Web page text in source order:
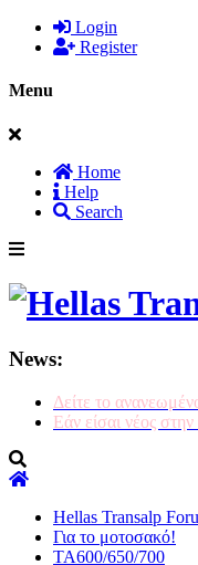
Login
Register
Menu
Home
Help
Search
News:
Δείτε το
Εάν είσαι νέος
Hellas Transalp
Για το μοτοσακό!
ΤΑ600/650/700